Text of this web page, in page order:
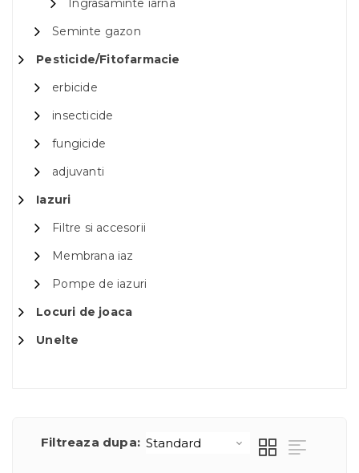
Seminte gazon
Pesticide/Fitofarmacie
erbicide
insecticide
fungicide
adjuvanti
Iazuri
Filtre si accesorii
Membrana iaz
Pompe de iazuri
Locuri de joaca
Unelte
Filtreaza dupa: